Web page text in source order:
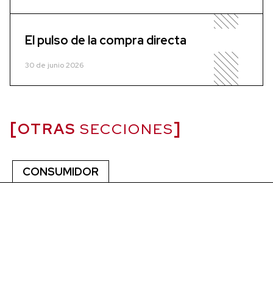
El pulso de la compra directa
30 de junio 2026
OTRAS SECCIONES
CONSUMIDOR